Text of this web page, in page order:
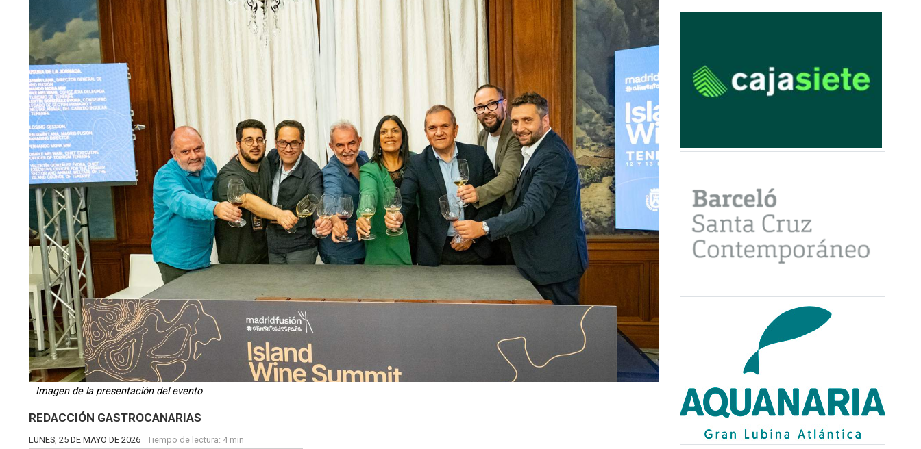
Imagen de la presentación del evento
REDACCIÓN GASTROCANARIAS
LUNES, 25 DE MAYO DE 2026 Tiempo de lectura: 4 min